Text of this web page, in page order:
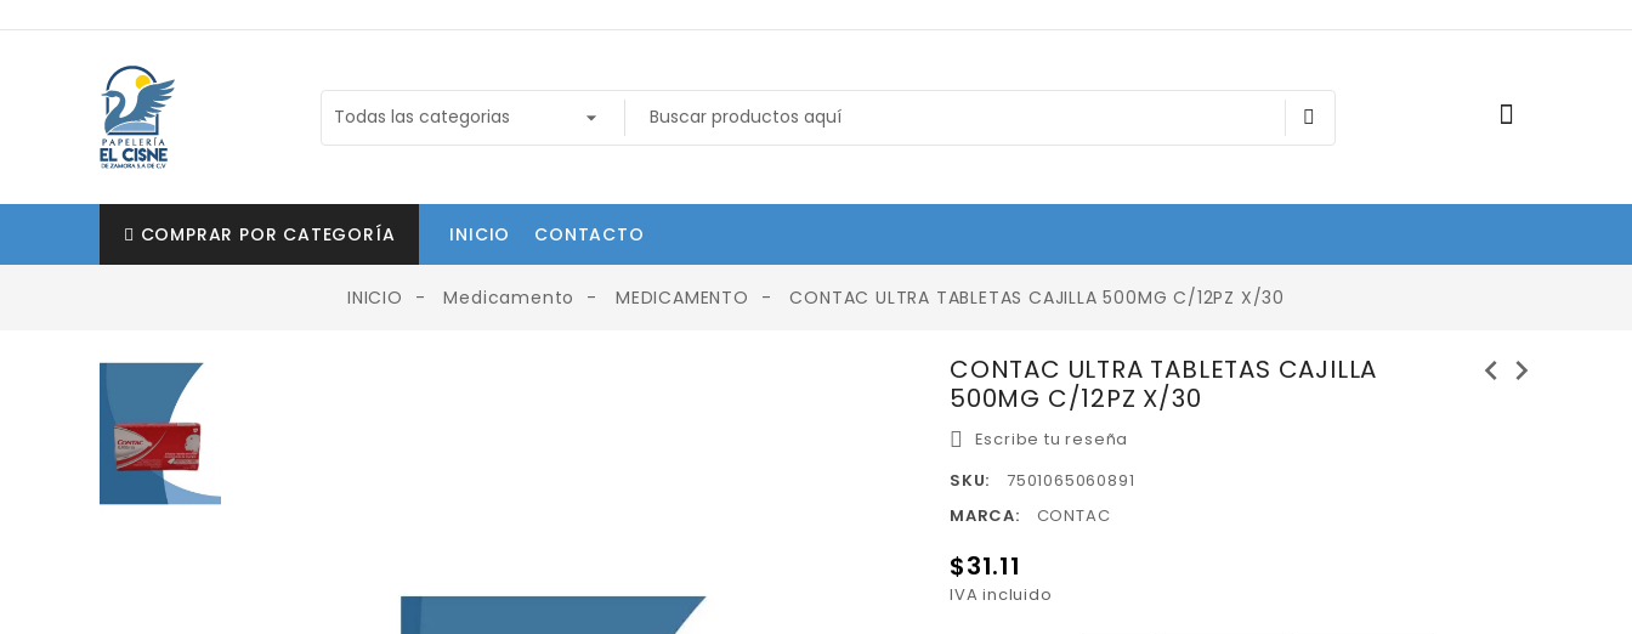
COMPRAR POR CATEGORÍA INICIO CONTACTO
INICIO Medicamento MEDICAMENTO CONTAC ULTRA TABLETAS CAJILLA 500MG C/12PZ X/30
CONTAC ULTRA TABLETAS CAJILLA
500MG C/12PZ X/30
chevron_left chevron_right
Escribe tu reseña
SKU:
7501065060891
MARCA:
CONTAC
$31.11
IVA incluido